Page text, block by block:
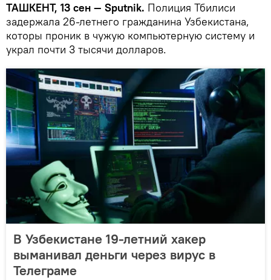
ТАШКЕНТ, 13 сен — Sputnik. Полиция Тбилиси
задержала 26-летнего гражданина Узбекистана,
которы проник в чужую компьютерную систему и
украл почти 3 тысячи долларов.
В Узбекистане 19-летний хакер
выманивал деньги через вирус в
Телеграме